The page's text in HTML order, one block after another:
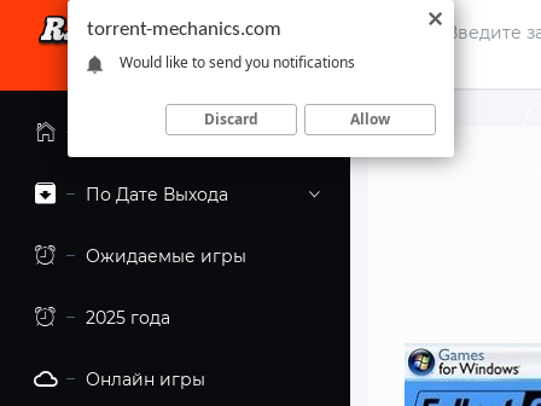
Главная страница
По Дате Выхода
Ожидаемые игры
2025 года
Онлайн игры
torrent-mechanics.com
Would like to send you notifications
Discard Allow